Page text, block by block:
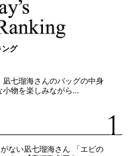
ング
凪七瑠海さんのバッグの中身
小物を楽しみながら…
ない凪七瑠海さん 「エビの